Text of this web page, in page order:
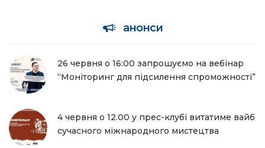
анонси
26 червня о 16:00 запрошуємо на вебінар
“Моніторинг для підсилення спроможності”
4 червня о 12.00 у прес-клубі витатиме вайб
сучасного міжнародного мистецтва